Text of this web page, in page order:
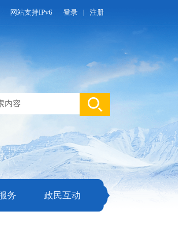
登录 注册
网站支持IPv6
务 政民互动